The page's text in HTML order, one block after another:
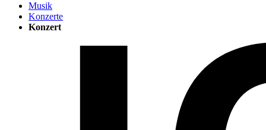
Musik
Konzerte
Konzert